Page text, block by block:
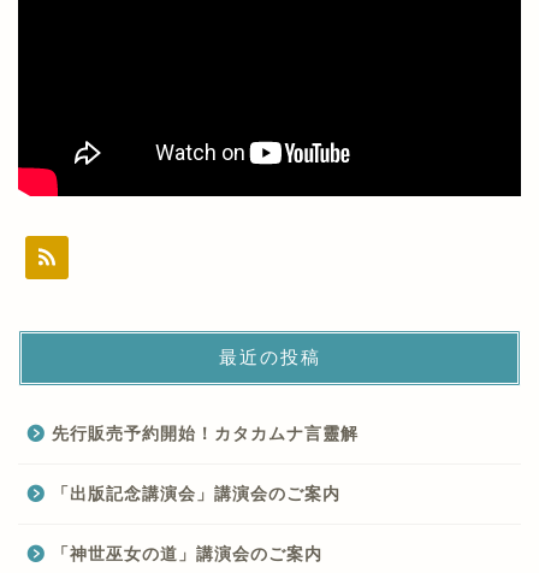
最近の投稿
先行販売予約開始！カタカムナ言靈解
「出版記念講演会」講演会のご案内
「神世巫女の道」講演会のご案内